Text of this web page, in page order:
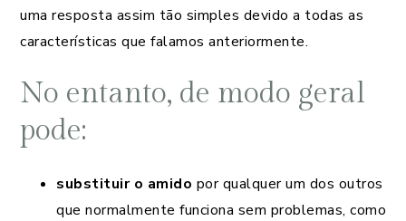
uma resposta assim tão simples devido a todas as
características que falamos anteriormente.
No entanto, de modo geral
pode:
substituir o amido por qualquer um dos outros
que normalmente funciona sem problemas, como